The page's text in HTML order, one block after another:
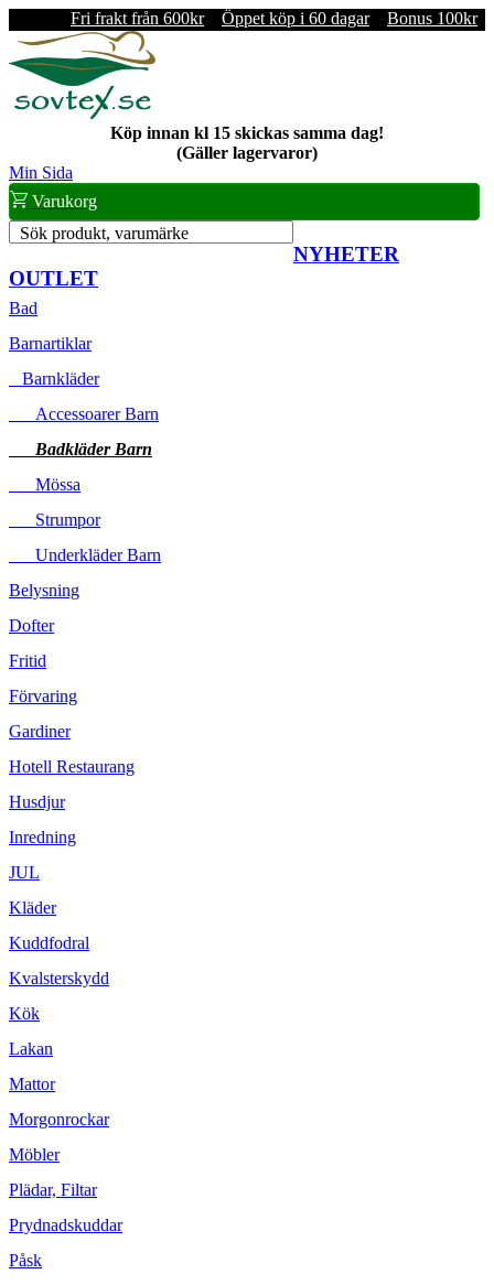
Fri frakt från 600kr Öppet köp i 60 dagar Bonus 100kr
Köp innan kl 15 skickas samma dag!
(Gäller lagervaror)
Min Sida
Varukorg
Sök produkt, varumärke
NYHETER
OUTLET
Bad
Barnartiklar
Barnkläder
Accessoarer Barn
Badkläder Barn
Mössa
Strumpor
Underkläder Barn
Belysning
Dofter
Fritid
Förvaring
Gardiner
Hotell Restaurang
Husdjur
Inredning
JUL
Kläder
Kuddfodral
Kvalsterskydd
Kök
Lakan
Mattor
Morgonrockar
Möbler
Plädar, Filtar
Prydnadskuddar
Påsk